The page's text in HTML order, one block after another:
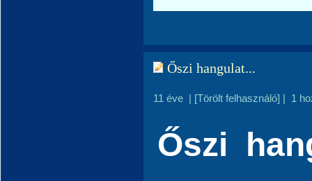
Őszi hangulat...
11 éve | [Törölt felhasználó] | 1
Őszi